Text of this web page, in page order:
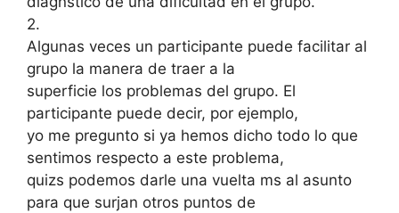
2.
Algunas veces un participante puede facilitar al
grupo la manera de traer a la
superficie los problemas del grupo. El
participante puede decir, por ejemplo,
yo me pregunto si ya hemos dicho todo lo que
sentimos respecto a este problema,
quizs podemos darle una vuelta ms al asunto
para que surjan otros puntos de